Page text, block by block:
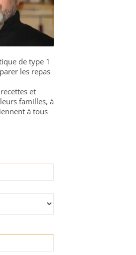
de type 1
les repas
et
familles, à
à tous